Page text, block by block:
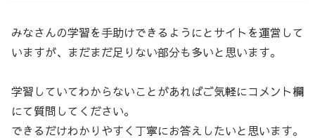
みなさんの学習を手助けできるようにとサイトを運営して
いますが、まだまだ足りない部分も多いと思います。
学習していてわからないことがあればご気軽にコメント欄
にて質問してください。
できるだけわかりやすく丁寧にお答えしたいと思います。